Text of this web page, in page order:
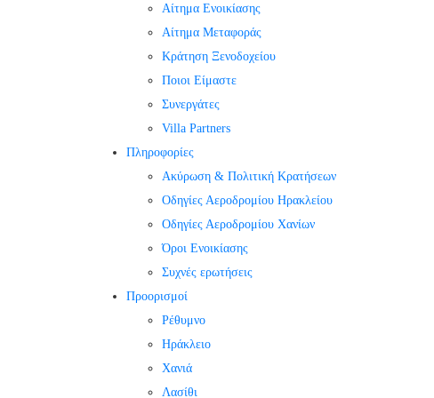
Αίτημα Ενοικίασης
Αίτημα Μεταφοράς
Κράτηση Ξενοδοχείου
Ποιοι Είμαστε
Συνεργάτες
Villa Partners
Πληροφορίες
Ακύρωση & Πολιτική Κρατήσεων
Οδηγίες Αεροδρομίου Ηρακλείου
Οδηγίες Αεροδρομίου Χανίων
Όροι Ενοικίασης
Συχνές ερωτήσεις
Προορισμοί
Ρέθυμνο
Ηράκλειο
Χανιά
Λασίθι